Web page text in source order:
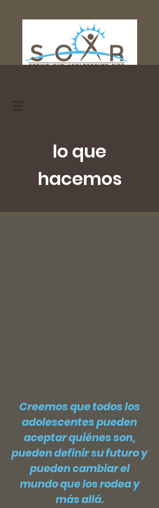
lo que
hacemos
Creemos que todos los
adolescentes pueden
aceptar quiénes son,
pueden definir su futuro y
pueden cambiar el
mundo que los rodea y
más allá.